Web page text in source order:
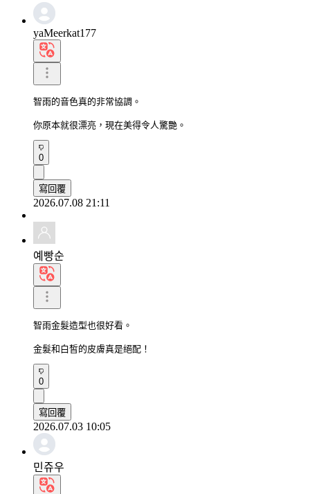
yaMeerkat177
智雨的音色真的非常協調。
你原本就很漂亮，現在美得令人驚艷。
0
寫回覆
2026.07.08 21:11
예빵순
智雨金髮造型也很好看。
金髮和白皙的皮膚真是絕配！
0
寫回覆
2026.07.03 10:05
민쥬우